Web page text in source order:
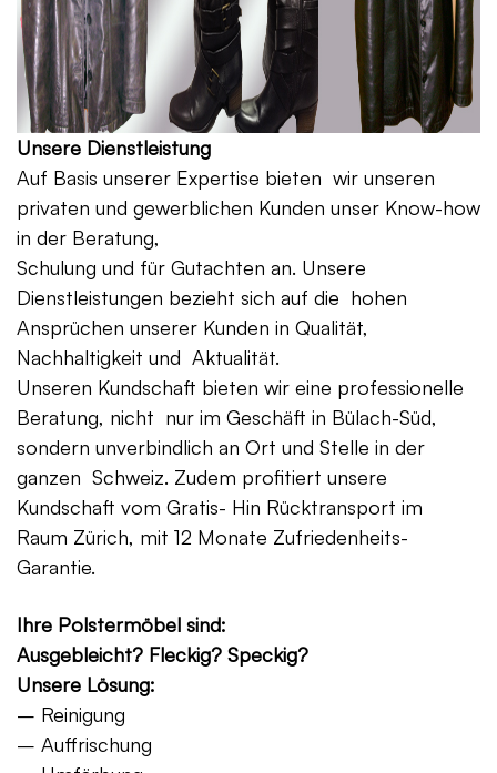
Unsere Dienstleistung
Auf Basis unserer Expertise bieten wir unseren
privaten und gewerblichen Kunden unser Know-how
in der Beratung,
Schulung und für Gutachten an. Unsere
Dienstleistungen bezieht sich auf die hohen
Ansprüchen unserer Kunden in Qualität,
Nachhaltigkeit und Aktualität.
Unseren Kundschaft bieten wir eine professionelle
Beratung, nicht nur im Geschäft in Bülach-Süd,
sondern unverbindlich an Ort und Stelle in der
ganzen Schweiz. Zudem profitiert unsere
Kundschaft vom Gratis- Hin Rücktransport im
Raum Zürich, mit 12 Monate Zufriedenheits-
Garantie.
Ihre Polstermöbel sind:
Ausgebleicht? Fleckig? Speckig?
Unsere Lösung:
– Reinigung
– Auffrischung